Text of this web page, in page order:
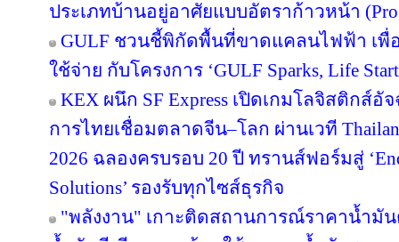
ประเภทบ้านอยู่อาศัยแบบอัตราก้าวหน้า
GULF ชวนชี้พิกัดพื้นที่ขาดแคลนไฟฟ้า เพื่
ใช้จ่าย กับโครงการ ‘GULF Sparks, Life
KEX ผนึก SF Express เปิดเกมโลจิสติกส์
การไทยเชื่อมตลาดจีน–โลก ผ่านเวที
2026 ฉลองครบรอบ 20 ปี ทรานส์ฟอร์มสู่
Solutions’ รองรับทุกไซส์ธุรกิจ
"พลังงาน" เกาะติดสถานการณ์ราคาน้ำมั